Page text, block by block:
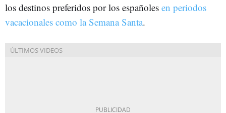
los destinos preferidos por los españoles en periodos
vacacionales como la Semana Santa.